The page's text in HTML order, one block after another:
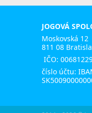
JOGOVÁ
Moskovská 12
811 08
IČO:
číslo účtu: